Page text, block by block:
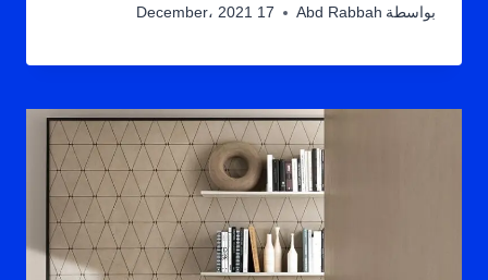
بواسطة Abd Rabbah 17 December، 2021